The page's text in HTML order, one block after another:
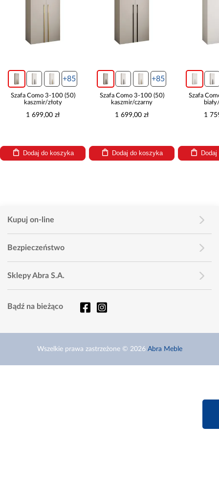
+85
Szafa Como 3-100 (50)
kaszmir/złoty
1 699,00 zł
Dodaj do koszyka
+85
Szafa Como 3-100 (50)
kaszmir/czarny
1 699,00 zł
Dodaj do koszyka
Szafa
1
Kupuj on-line
Bezpieczeństwo
Sklepy Abra S.A.
Bądź na bieżąco
Wszelkie prawa zastrzeżone © 2026 Abra Meble